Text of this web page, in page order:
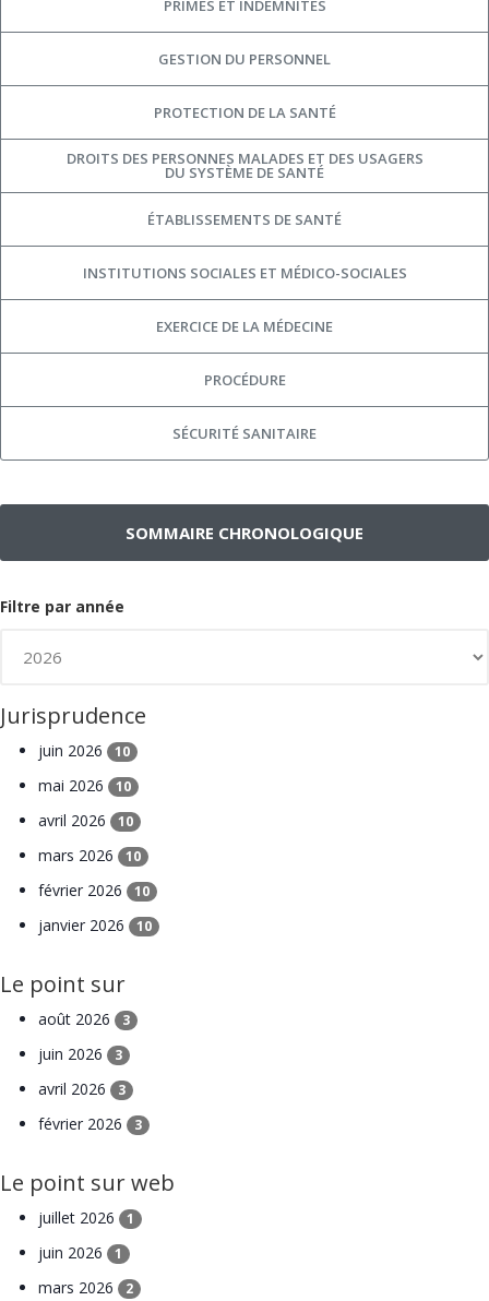
PRIMES ET INDEMNITÉS
GESTION DU PERSONNEL
PROTECTION DE LA SANTÉ
DROITS DES PERSONNES MALADES ET DES USAGERS
DU SYSTÈME DE SANTÉ
ÉTABLISSEMENTS DE SANTÉ
INSTITUTIONS SOCIALES ET MÉDICO-SOCIALES
EXERCICE DE LA MÉDECINE
PROCÉDURE
SÉCURITÉ SANITAIRE
SOMMAIRE CHRONOLOGIQUE
Filtre par année
Jurisprudence
juin 2026 10
mai 2026 10
avril 2026 10
mars 2026 10
février 2026 10
janvier 2026 10
Le point sur
août 2026 3
juin 2026 3
avril 2026 3
février 2026 3
Le point sur web
juillet 2026 1
juin 2026 1
mars 2026 2